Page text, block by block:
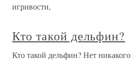
игривости,
Кто такой дельфин?
Кто такой дельфин? Нет